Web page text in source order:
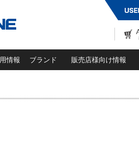
情報 ブランド 販売店様向け情報